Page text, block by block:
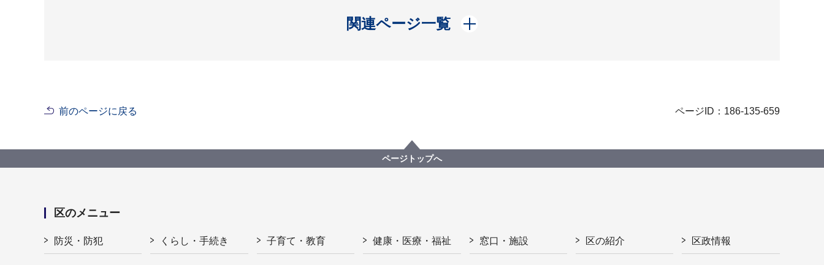
関連ページ一覧
開く
前のページに戻る ページID：186-135-659
ページトップへ
区のメニュー
防災・防犯 くらし・手続き 子育て・教育 健康・医療・福祉 窓口・施設 区の紹介 区政情報